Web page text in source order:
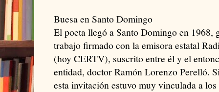
Buesa en Santo Domingo
El poeta llegó a Santo Domingo en 1968,
trabajo firmado con la emisora estatal
(hoy CERTV), suscrito entre él y el
entidad, doctor Ramón Lorenzo Perelló.
esta invitación estuvo muy vinculada a los